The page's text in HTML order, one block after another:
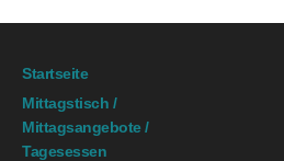
Startseite
Mittagstisch /
Mittagsangebote /
Tagesessen